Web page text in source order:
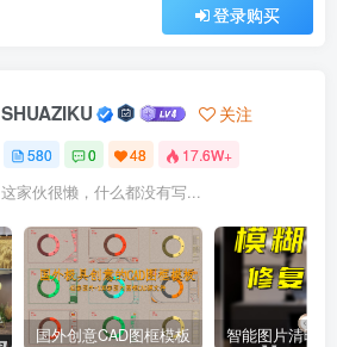
登录购买
SHUAZIKU 关注
580 0 48 17.6W+
这家伙很懒，什么都没有写...
国外创意CAD图框模板